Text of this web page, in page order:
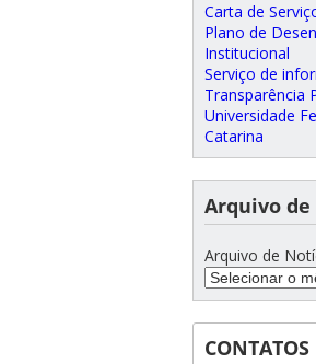
Carta de
Plano de
Institucional
Serviço de
Transparência
Universidade
Catarina
Arquivo
Arquivo de
CONTATOS